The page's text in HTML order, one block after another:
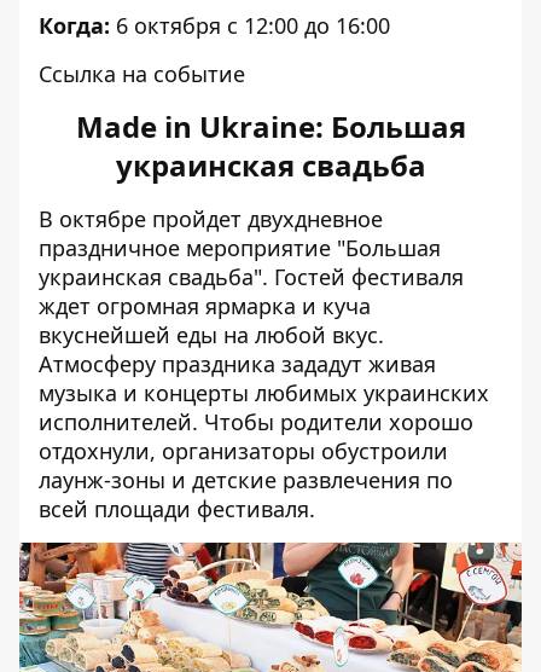
Когда: 6 октября с 12:00 до 16:00
Ссылка на событие
Made in Ukraine: Большая
украинская свадьба
В октябре пройдет двухдневное
праздничное мероприятие "Большая
украинская свадьба". Гостей фестиваля
ждет огромная ярмарка и куча
вкуснейшей еды на любой вкус.
Атмосферу праздника зададут живая
музыка и концерты любимых украинских
исполнителей. Чтобы родители хорошо
отдохнули, организаторы обустроили
лаунж-зоны и детские развлечения по
всей площади фестиваля.